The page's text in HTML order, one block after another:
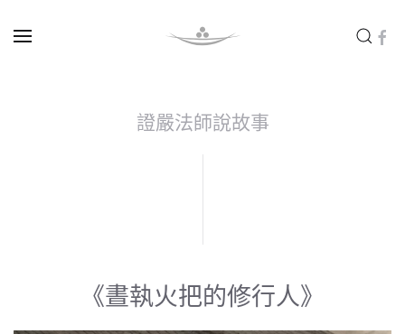
證嚴法師說故事
《晝執火把的修行人》